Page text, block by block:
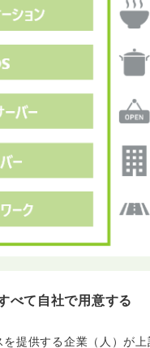
べて自社で用意する
提供する企業（人）が